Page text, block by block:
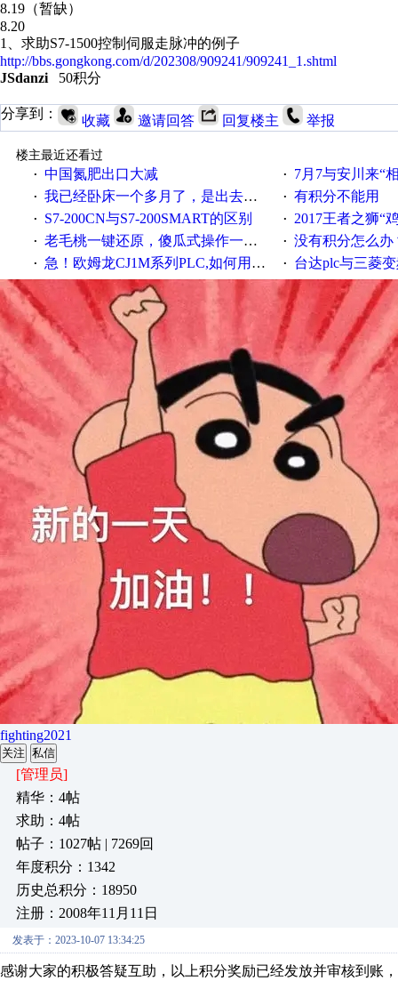
8.19 （暂缺）
8.20
1、求助S7-1500控制伺服走脉冲的例子
http://bbs.gongkong.com/d/202308/909241/909241_1.shtml
JSdanzi
50积分
分享到： 收藏 邀请回答 回复楼主 举报
楼主最近还看过
· 中国氮肥出口大减 · 7月7与安川来“
· 我已经卧床一个多月了，是出去安装机械手在高速遭遇车祸所致:大家工作都要特别注意啊 · 有积分不能用
· S7-200CN与S7-200SMART的区别 · 2017王者之狮“鸡”情签到
· 老毛桃一键还原，傻瓜式操作一键轻松备份还原；程序为向导式安装，一键即可实现自动备份或还原系统。 · 没有积分怎么办
· 急！欧姆龙CJ1M系列PLC,如何用时间控制变频器。要求时间在组态王中可以自由输入！拜托各位大神了！ · 台达plc与三菱
fighting2021
关注 私信
[管理员]
精华：4帖
求助：4帖
帖子：1027帖 | 7269回
年度积分：1342
历史总积分：18950
注册：2008年11月11日
发表于：2023-10-07 13:34:25
感谢大家的积极答疑互助，以上积分奖励已经发放并审核到账